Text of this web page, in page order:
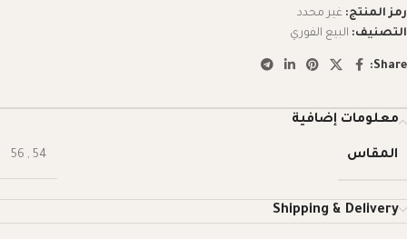
رمز المنتج: غير محدد
التصنيف: البيع الفوري
Share:
معلومات إضافية
المقاس 54
,
56
Shipping & Delivery